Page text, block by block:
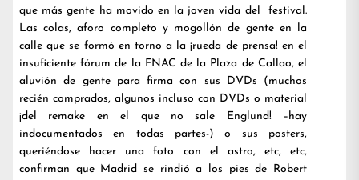
que más gente ha movido en la joven vida del festival.
Las colas, aforo completo y mogollón de gente en la
calle que se formó en torno a la ¡rueda de prensa! en el
insuficiente fórum de la FNAC de la Plaza de Callao, el
aluvión de gente para firma con sus DVDs (muchos
recién comprados, algunos incluso con DVDs o material
¡del remake en el que no sale Englund! –hay
indocumentados en todas partes-) o sus posters,
queriéndose hacer una foto con el astro, etc, etc,
confirman que Madrid se rindió a los pies de Robert